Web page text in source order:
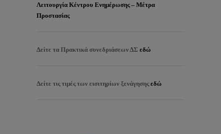
Λειτουργία Κέντρου Ενημέρωσης – Μέτρα
Προστασίας
Δείτε τα Πρακτικά συνεδριάσεων ΔΣ εδώ
Δείτε τις τιμές των εισιτηρίων ξενάγησης εδώ